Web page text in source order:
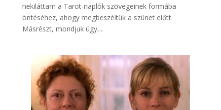
nekiláttam a Tarot-naplók szövegeinek formába
öntéséhez, ahogy megbeszéltük a szünet előtt.
Másrészt, mondjuk úgy,...